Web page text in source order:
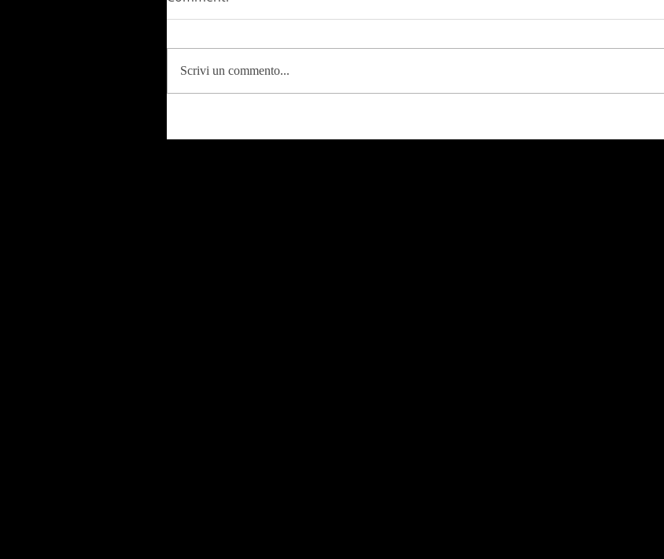
Scrivi un commento...